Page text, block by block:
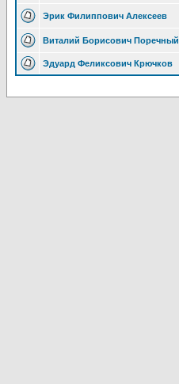
Эрик Филиппович Алексеев
Виталий Борисович Поречный
Эдуард Феликсович Крючков